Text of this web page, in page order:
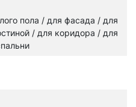
пола / для фасада / для
/ для коридора / для